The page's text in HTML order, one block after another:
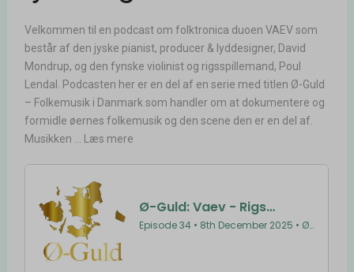
Velkommen til en podcast om folktronica duoen VAEV som
består af den jyske pianist, producer & lyddesigner, David
Mondrup, og den fynske violinist og rigsspillemand, Poul
Lendal. Podcasten her er en del af en serie med titlen Ø-Guld
– Folkemusik i Danmark som handler om at dokumentere og
formidle øernes folkemusik og den scene den er en del af.
Musikken ... Læs mere